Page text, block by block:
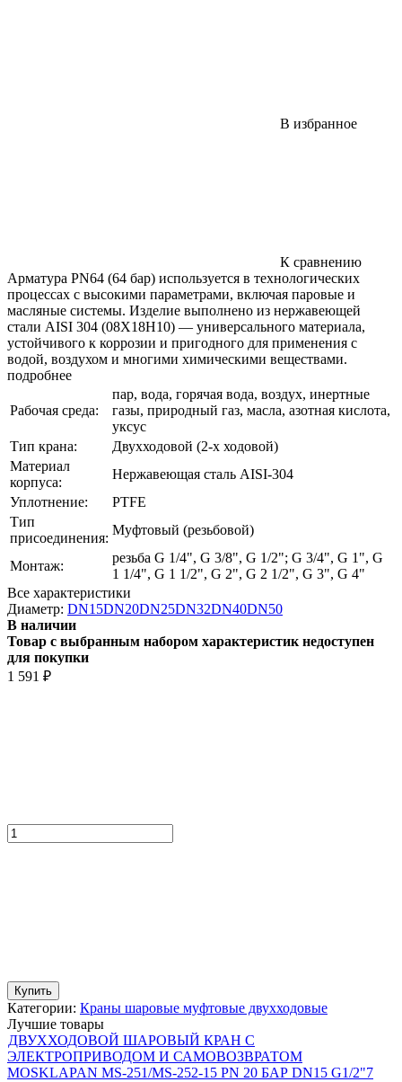
В избранное
К сравнению
Арматура PN64 (64 бар) используется в технологических
процессах с высокими параметрами, включая паровые и
масляные системы. Изделие выполнено из нержавеющей
стали AISI 304 (08Х18Н10) — универсального материала,
устойчивого к коррозии и пригодного для применения с
водой, воздухом и многими химическими веществами.
подробнее
Рабочая среда:
пар, вода, горячая вода, воздух, инертные
газы, природный газ, масла, азотная кислота,
уксус
Тип крана:
Двухходовой (2-х ходовой)
Материал
корпуса:
Нержавеющая сталь AISI-304
Уплотнение:
PTFE
Тип
присоединения:
Муфтовый (резьбовой)
Монтаж:
резьба G 1/4", G 3/8", G 1/2"; G 3/4", G 1", G
1 1/4", G 1 1/2", G 2", G 2 1/2", G 3", G 4"
Все характеристики
Диаметр: DN15DN20DN25DN32DN40DN50
В наличии
Товар с выбранным набором характеристик недоступен
для покупки
1 591 ₽
Купить
Категории: Краны шаровые муфтовые двухходовые
Лучшие товары
ДВУХХОДОВОЙ ШАРОВЫЙ КРАН С
ЭЛЕКТРОПРИВОДОМ И САМОВОЗВРАТОМ
MOSKLAPAN MS-251/MS-252-15 PN 20 БАР DN15 G1/2"7